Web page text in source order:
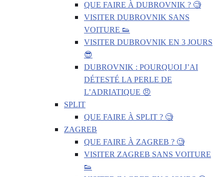
QUE FAIRE À DUBROVNIK ? 🧐
VISITER DUBROVNIK SANS
VOITURE 👟
VISITER DUBROVNIK EN 3 JOURS
😎
DUBROVNIK : POURQUOI J’AI
DÉTESTÉ LA PERLE DE
L’ADRIATIQUE 😠
SPLIT
QUE FAIRE À SPLIT ? 🧐
ZAGREB
QUE FAIRE À ZAGREB ? 🧐
VISITER ZAGREB SANS VOITURE
👟